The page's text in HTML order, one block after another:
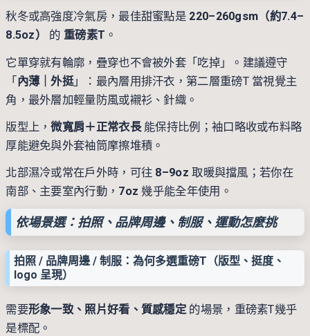
秋冬或高強度冷氣房，最佳甜蜜點是 220–260gsm（約7.4–
8.5oz）
的 重磅素T 。
它單穿就有輪廓，疊穿也不會被外套「吃掉」。建議遵守
「內薄｜外挺」：最內層用排汗衣，第二層重磅T 當視覺主
角，最外層加輕量防風或襯衫、針織。
版型上，微寬肩＋正常衣長能保持比例；袖口略收或布料略
厚能避免與外套袖筒摩擦堆積。
北部濕冷或常在戶外時，可往 8–9oz 取暖與擋風；若你在
南部、主要室內行動， 7oz 幾乎能全年使用。
依場景選：拍照、品牌周邊、制服、運動怎麼挑
拍照 / 品牌周邊 / 制服：為何多選重磅T（版型、挺度、
logo 呈現）
需要形象一致、照片好看、質感穩定的場景，重磅素T幾乎
是標配。